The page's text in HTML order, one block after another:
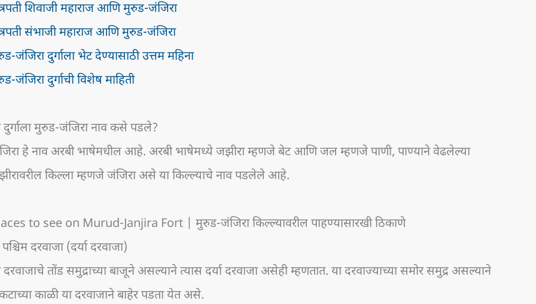
शिवाजी महाराज आणि मुरुड-जंजिरा
संभाजी महाराज आणि मुरुड-जंजिरा
जंजिरा दुर्गाला भेट देण्यासाठी उत्तम महिना
जंजिरा दुर्गाची विशेष माहिती
दुर्गाला मुरुड-जंजिरा नाव कसे पडले?
हे नाव अरबी भाषेमधील आहे. अरबी भाषेमध्ये जझीरा म्हणजे बेट आणि जल म्हणजे पाणी, पाण्याने वेढलेल्या
किल्ला म्हणजे जंजिरा असे या किल्ल्याचे नाव पडलेले आहे.
to see on Murud-Janjira Fort | मुरुड-जंजिरा किल्ल्यावरील पाहण्यासारखी ठिकाणे
दरवाजा (दर्या दरवाजा)
दरवाजाचे तोंड समुद्राच्या बाजूने असल्याने त्यास दर्या दरवाजा असेही म्हणतात. या दरवाज्याच्या समोर समुद्र असल्याने
काळी या दरवाजाने बाहेर पडता येत असे.